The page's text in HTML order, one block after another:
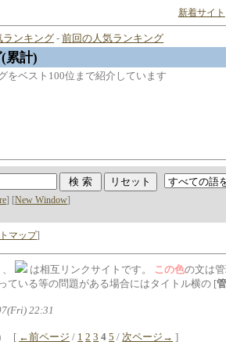
新着サイト
ランキング -前回の人気ランキング
累計)
をベスト100位まで紹介しています
] [New Window]
マップ]
は相互リンクサイトです。 この色の文は
ている等の問題がある場合にはタイトル横の [
22:31
) [ ←前ページ / 1 2 3 4 5 / 次ページ→ ]